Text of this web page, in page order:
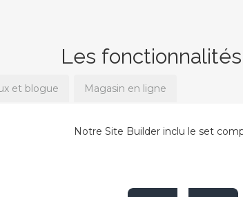
Les
et blogue Magasin en ligne
Notre Site Builder inclu le set